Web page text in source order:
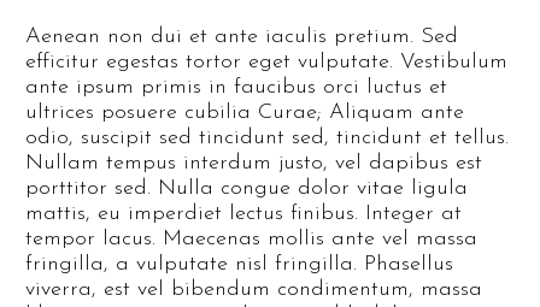
Aenean non dui et ante iaculis pretium. Sed
efficitur egestas tortor eget vulputate. Vestibulum
ante ipsum primis in faucibus orci luctus et
ultrices posuere cubilia Curae; Aliquam ante
odio, suscipit sed tincidunt sed, tincidunt et tellus.
Nullam tempus interdum justo, vel dapibus est
porttitor sed. Nulla congue dolor vitae ligula
mattis, eu imperdiet lectus finibus. Integer at
tempor lacus. Maecenas mollis ante vel massa
fringilla, a vulputate nisl fringilla. Phasellus
viverra, est vel bibendum condimentum, massa